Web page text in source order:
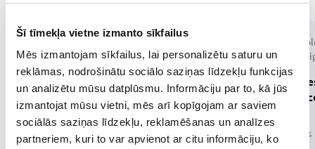
Šī tīmekļa vietne izmanto sīkfailus
Mēs izmantojam sīkfailus, lai personalizētu saturu un
reklāmas, nodrošinātu sociālo saziņas līdzekļu funkcijas
un analizētu mūsu datplūsmu. Informāciju par to, kā jūs
izmantojat mūsu vietni, mēs arī kopīgojam ar saviem
sociālās saziņas līdzekļu, reklamēšanas un analīzes
partneriem, kuri to var apvienot ar citu informāciju, ko
Accessories for
office equipment
MFPs
1 product
office
Toners
3 products